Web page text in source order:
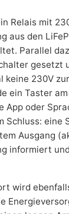
Relais mit
aus den
Parallel
gesetzt
keine 230V
ein Taster
App oder
Schluss: eine
Ausgang
informiert
wird